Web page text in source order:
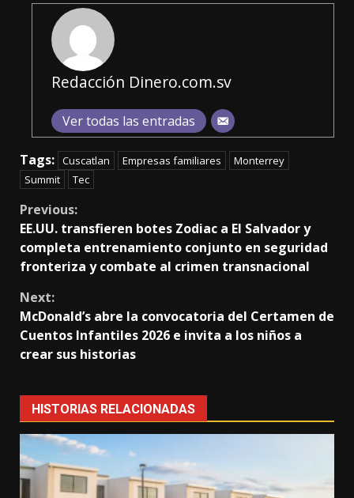
Redacción Dinero.com.sv
Ver todas las entradas
Tags: Cuscatlan Empresas familiares
Monterrey
Summit
Tec
Continue
Reading
Previous:
EE.UU. transfieren botes Zodiac a El Salvador y
completa entrenamiento conjunto en seguridad
fronteriza y combate al crimen transnacional
Next:
McDonald’s abre la convocatoria del Certamen de
Cuentos Infantiles 2026 e invita a los niños a
crear sus historias
HISTORIAS RELACIONADAS